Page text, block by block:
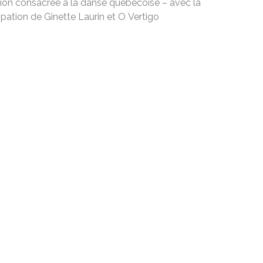
consacrée à la danse québécoise – avec la
de Ginette Laurin et O Vertigo